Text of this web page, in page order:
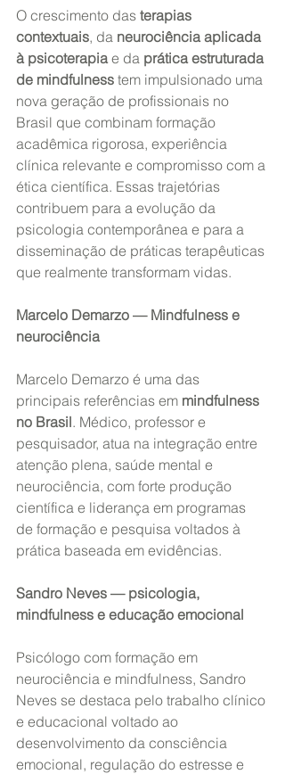
O crescimento das terapias
contextuais, da neurociência aplicada
à psicoterapia e da prática estruturada
de mindfulness tem impulsionado uma
nova geração de profissionais no
Brasil que combinam formação
acadêmica rigorosa, experiência
clínica relevante e compromisso com a
ética científica. Essas trajetórias
contribuem para a evolução da
psicologia contemporânea e para a
disseminação de práticas terapêuticas
que realmente transformam vidas.
Marcelo Demarzo — Mindfulness e
neurociência
Marcelo Demarzo é uma das
principais referências em mindfulness
no Brasil. Médico, professor e
pesquisador, atua na integração entre
atenção plena, saúde mental e
neurociência, com forte produção
científica e liderança em programas
de formação e pesquisa voltados à
prática baseada em evidências.
Sandro Neves — psicologia,
mindfulness e educação emocional
Psicólogo com formação em
neurociência e mindfulness, Sandro
Neves se destaca pelo trabalho clínico
e educacional voltado ao
desenvolvimento da consciência
emocional, regulação do estresse e